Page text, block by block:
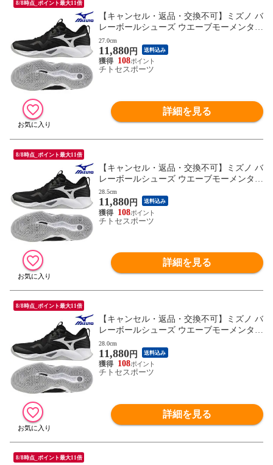
8/8時点_ポイント最大11倍
【キャンセル・返品・交換不可】ミズノ バ
レーボールシューズ ウエーブモーメンタム
PRO V1GA254054 ユニセックス 2025AW R
FCL
27.0cm
11,880円 送料込み
108
チトセスポーツ
詳細を見る
8/8時点_ポイント最大11倍
【キャンセル・返品・交換不可】ミズノ バ
レーボールシューズ ウエーブモーメンタム
PRO V1GA254054 ユニセックス 2025AW R
FCL
28.5cm
11,880円 送料込み
108
チトセスポーツ
詳細を見る
8/8時点_ポイント最大11倍
【キャンセル・返品・交換不可】ミズノ バ
レーボールシューズ ウエーブモーメンタム
PRO V1GA254054 ユニセックス 2025AW R
FCL
28.0cm
11,880円 送料込み
108
チトセスポーツ
詳細を見る
8/8時点_ポイント最大11倍